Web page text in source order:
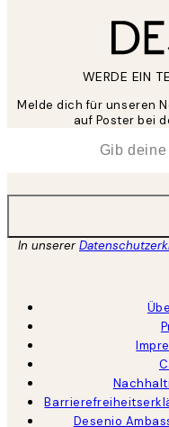
WERDE EIN
Melde dich für unseren
auf Poster bei
In unserer
Desenio